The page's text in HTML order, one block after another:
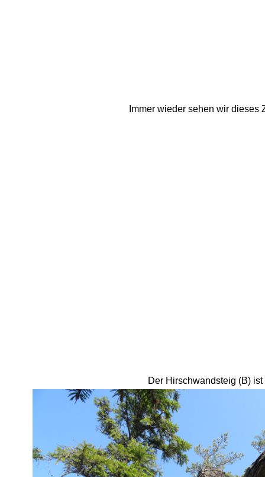
Der Hirschwandsteig (B)
Immer wieder sehen wir